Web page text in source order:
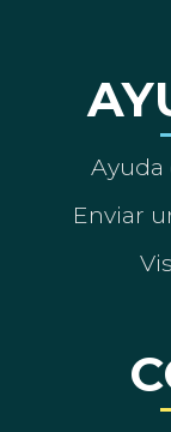
Ayuda
Enviar